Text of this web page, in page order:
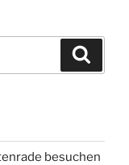
besuchen